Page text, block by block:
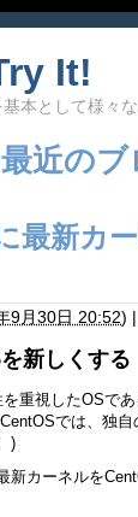
It!
本として様々
近のブ
最新カ
9月30日 20:52) |
新しくする
重視したOSで
では、独
)
新カーネルを